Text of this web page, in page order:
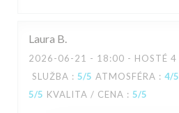
Laura B
2026-06-21 - 18:00 - HOSTÉ 4
SLUŽBA : 5/5 ATMOSFÉRA : 4/5
5/5 KVALITA / CENA : 5/5